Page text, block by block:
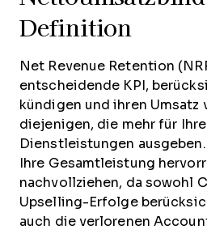
Definition
Net Revenue Retention
entscheidende KPI,
kündigen und ihren Umsatz
diejenigen, die mehr für
Dienstleistungen
Ihre Gesamtleistung
nachvollziehen, da sowohl
Upselling-Erfolge
auch die verlorenen